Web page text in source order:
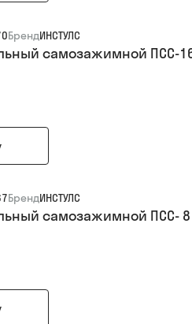
БрендИНСТУЛС
самозажимной ПСС-
БрендИНСТУЛС
самозажимной ПСС- 8